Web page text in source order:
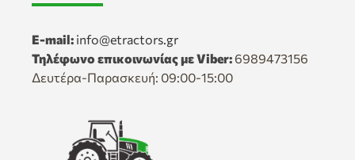
E-mail: info@etractors.gr
Τηλέφωνο επικοινωνίας με Viber: 6989473156
Δευτέρα-Παρασκευή: 09:00-15:00